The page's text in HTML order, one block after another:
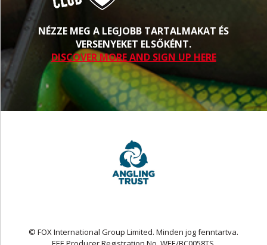
NÉZZE MEG A LEGJOBB TARTALMAKAT ÉS
VERSENYEKET ELSŐKÉNT.
DISCOVER MORE AND SIGN UP HERE
© FOX International Group Limited. Minden jog fenntartva.